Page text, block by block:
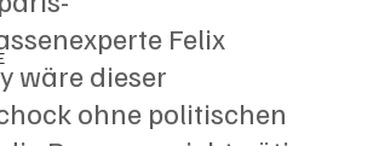
Felix
wäre dieser
ohne politischen